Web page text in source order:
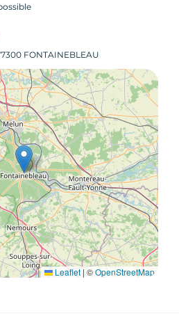
FONTAINEBLEAU
Leaflet | ©OpenStreetMap